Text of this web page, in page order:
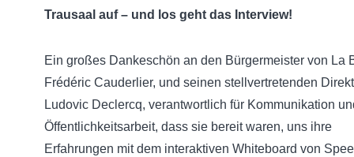
Trausaal auf – und los geht das Interview!
Ein großes Dankeschön an den Bürgermeister von La
Frédéric Cauderlier, und seinen stellvertretenden
Ludovic Declercq, verantwortlich für Kommunikation
Öffentlichkeitsarbeit, dass sie bereit waren, uns ihre
Erfahrungen mit dem interaktiven Whiteboard von